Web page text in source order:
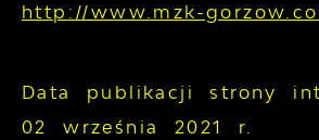
http://www.mzk-
Data publikacji strony
02 września 2021 r.